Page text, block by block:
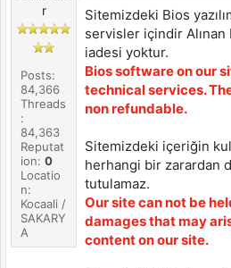
r
Posts:
84,366
Threads
:
84,363
Reputat
ion:0
Locatio
n:
Kocaali /
SAKARY
A
Sitemizdeki Bios
servisler içindir Alınan
iadesi yoktur.
Bios software on our
technical services.
non refundable.
Sitemizdeki içeriğin
herhangi bir zarardan
tutulamaz.
Our site can not be
damages that may
content on our site.